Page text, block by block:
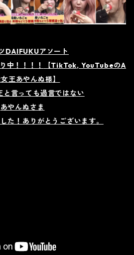
DAIFUKUアソート
中！！！！
【TikTok, YouTubeのA
王あやんぬ様】
と言っても過言ではない
あやんぬさま
た！ありがとうございます。